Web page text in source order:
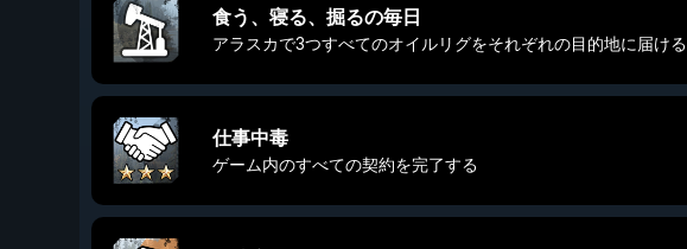
食う、寝る、掘るの毎日
アラスカで3つすべてのオイルリグをそれぞれの目的地に届ける
仕事中毒
ゲーム内のすべての契約を完了する